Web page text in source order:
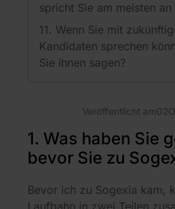
spricht Sie am meisten
11. Wenn Sie mit
Kandidaten sprechen
Sie ihnen sagen?
Veröffentlicht am02
1. Was haben Sie
bevor Sie zu
Bevor ich zu Sogexia kam,
Laufbahn in zwei Teilen